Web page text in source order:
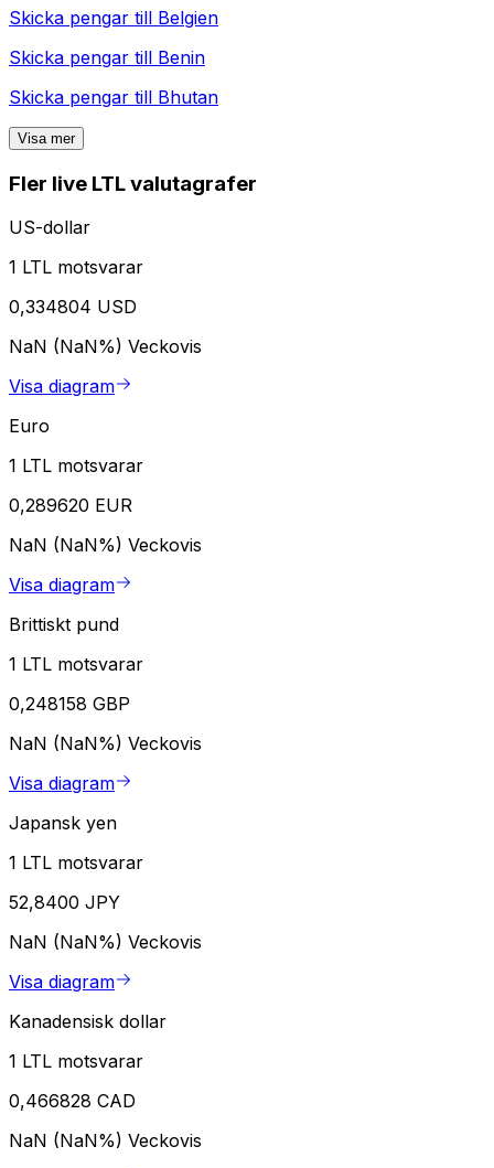
Skicka pengar till Belgien
Skicka pengar till Benin
Skicka pengar till Bhutan
Visa mer
Fler live LTL valutagrafer
US-dollar
1 LTL motsvarar
0,334804 USD
NaN (NaN%) Veckovis
Visa diagram
Euro
1 LTL motsvarar
0,289620 EUR
NaN (NaN%) Veckovis
Visa diagram
Brittiskt pund
1 LTL motsvarar
0,248158 GBP
NaN (NaN%) Veckovis
Visa diagram
Japansk yen
1 LTL motsvarar
52,8400 JPY
NaN (NaN%) Veckovis
Visa diagram
Kanadensisk dollar
1 LTL motsvarar
0,466828 CAD
NaN (NaN%) Veckovis